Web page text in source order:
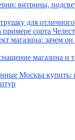
витрины,
для
сорта
магазина: зачем
магазина и
Москва купить: